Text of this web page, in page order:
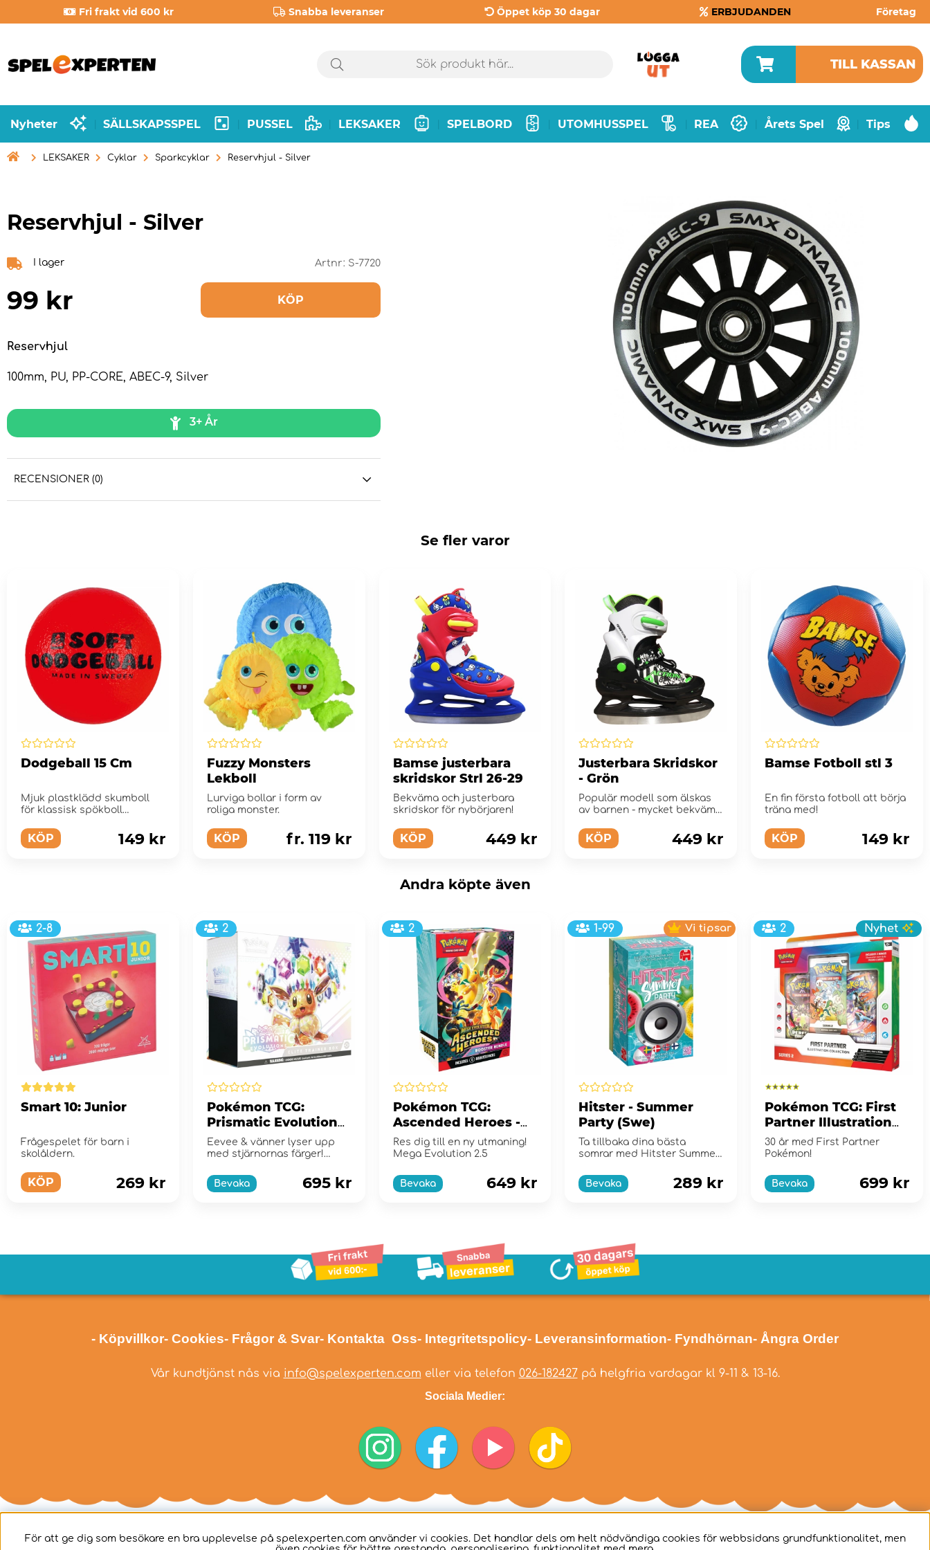
Fri frakt vid 600 kr Snabba leveranser Öppet köp 30 dagar ERBJUDANDEN Företag
TILL KASSAN
Nyheter SÄLLSKAPSSPEL PUSSEL LEKSAKER SPELBORD UTOMHUSSPEL REA Årets Spel Tips
 LEKSAKER Cyklar Sparkcyklar Reservhjul - Silver
Reservhjul - Silver
I lager Artnr: S-7720
99 kr KÖP
Reservhjul
100mm, PU, PP-CORE, ABEC-9, Silver
3+ År
RECENSIONER (0)
Se fler varor
Dodgeball 15 Cm
Mjuk plastklädd skumboll
för klassisk spökboll
KÖP 149 kr
Fuzzy Monsters
Lekboll
Lurviga bollar i form av
roliga monster.
KÖP fr. 119 kr
Bamse justerbara
skridskor Strl 26-29
Bekväma och justerbara
skridskor för nybörjaren!
KÖP 449 kr
Justerbara Skridskor
- Grön
Populär modell som älskas
av barnen - mycket bekväma
KÖP 449 kr
Bamse Fotboll stl 3
En fin första fotboll att börja
träna med!
KÖP 149 kr
Andra köpte även
2-8
Smart 10: Junior
Frågespelet för barn i
skolåldern.
KÖP 269 kr
2
Pokémon TCG:
Prismatic Evolutions
Elite Trainer Box
Eevee & vänner lyser upp
med stjärnornas färger!
Bevaka
695 kr
2
Pokémon TCG:
Ascended Heroes -
Booster Bundle
Res dig till en ny utmaning!
Mega Evolution 2.5
Bevaka 649 kr
1-99 Vi tipsar
Hitster - Summer
Party (Swe)
Ta tillbaka dina bästa
somrar med Hitster Summer
Bevaka
289 kr
2 Nyhet
Pokémon TCG: First
Partner Illustration
Collection - Series 2
30 år med First Partner
Pokémon!
Bevaka 699 kr
- Köpvillkor- Cookies- Frågor & Svar- Kontakta Oss- Integritetspolicy- Leveransinformation- Fyndhörnan- Ångra Order
Vår kundtjänst nås via info@spelexperten.com eller via telefon 026-182427på helgfria vardagar kl 9-11 & 13-16.
Sociala Medier:
För att ge dig som besökare en bra upplevelse på spelexperten.com använder vi cookies. Det handlar dels om helt nödvändiga cookies för webbsidans grundfunktionalitet, men